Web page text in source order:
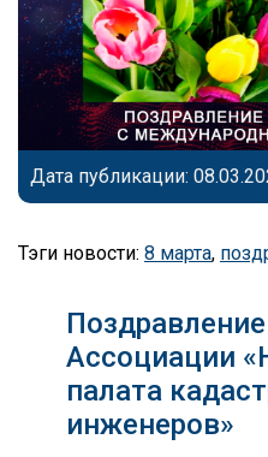
Дата публикации:
Тэги новости: 8 марта,
Ассоциации
палата
инженеров»